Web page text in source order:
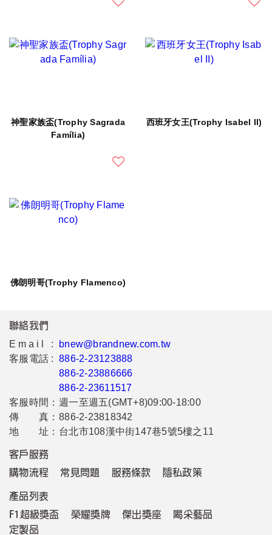
神聖家族盃(Trophy Sagrada
Família)
西班牙女王(Trophy Isabel II)
佛朗明哥(Trophy Flamenco)
聯絡我們
Email :
bnew@brandnew.com.tw
客服電話 : 886-2-23123888
886-2-23886666
886-2-23611517
客服時間： 週一至週五(GMT+8)09:00-18:00
傳 真： 886-2-23818342
地 址： 台北市108漢中街147巷5號5樓之11
客戶服務
購物流程
常見問題 服務條款 隱私政策
產品列表
F1超級獎盃
榮耀獎牌 傑出獎座
喝采藝品
定製品